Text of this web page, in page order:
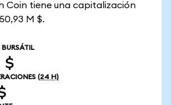
Coin tiene una capitalización
M $.
$
(24 H)